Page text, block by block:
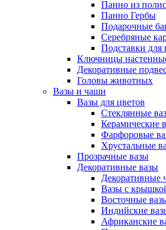
Панно из
Панно Гербы
Подарочные
Серебряные
Подставки для
Ключницы
Декоративные
Головы животных
Вазы и чаши
Вазы для цветов
Стеклянные
Керамические
Фарфоровые
Хрустальные
Прозрачные вазы
Декоративные вазы
Декоративные
Вазы с
Восточные
Индийские
Африканские